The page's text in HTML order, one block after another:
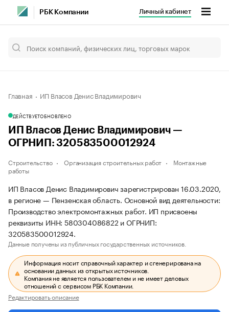
РБК Компании Личный кабинет
Главная ИП Власов Денис Владимирович
ДЕЙСТВУЕТОБНОВЛЕНО
ИП Власов Денис Владимирович —
ОГРНИП: 320583500012924
Строительство Организация строительных работ
Монтажные
работы
ИП Власов Денис Владимирович зарегистрирован 16.03.2020,
в регионе — Пензенская область. Основной вид деятельности:
Производство электромонтажных работ. ИП присвоены
реквизиты ИНН: 580304086822 и ОГРНИП:
320583500012924.
Данные получены из публичных государственных источников.
Информация носит справочный характер и сгенерирована на
основании данных из открытых источников.
Компания не является пользователем и не имеет деловых
отношений с сервисом РБК Компании.
Редактировать описание